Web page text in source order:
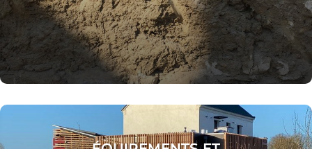
ÉQUIPEMENTS ET
MARCHÉS PUBLICS